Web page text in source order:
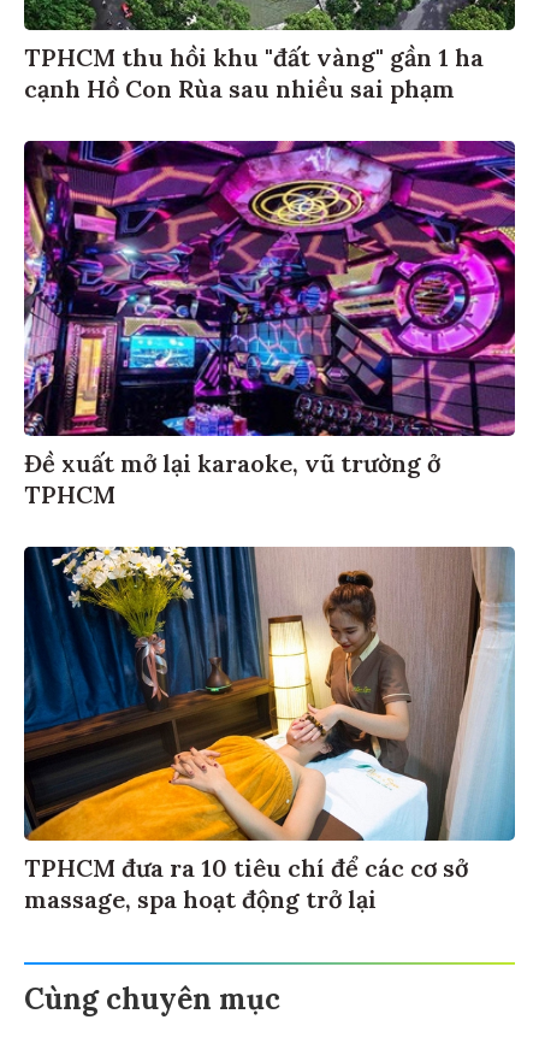
TPHCM thu hồi khu "đất vàng" gần 1 ha
cạnh Hồ Con Rùa sau nhiều sai phạm
Đề xuất mở lại karaoke, vũ trường ở
TPHCM
TPHCM đưa ra 10 tiêu chí để các cơ sở
massage, spa hoạt động trở lại
Cùng chuyên mục